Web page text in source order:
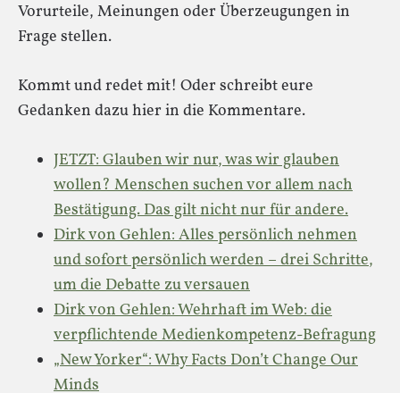
Vorurteile, Meinungen oder Überzeugungen in
Frage stellen.
Kommt und redet mit! Oder schreibt eure
Gedanken dazu hier in die Kommentare.
JETZT: Glauben wir nur, was wir glauben
wollen? Menschen suchen vor allem nach
Bestätigung. Das gilt nicht nur für andere.
Dirk von Gehlen: Alles persönlich nehmen
und sofort persönlich werden – drei Schritte,
um die Debatte zu versauen
Dirk von Gehlen: Wehrhaft im Web: die
verpflichtende Medienkompetenz-Befragung
„New Yorker“: Why Facts Don’t Change Our
Minds